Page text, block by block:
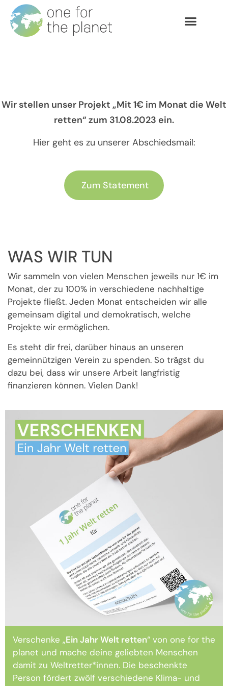
Wir stellen unser Projekt „Mit 1€ im Monat die Welt
retten“ zum 31.08.2023 ein.
Hier geht es zu unserer Abschiedsmail:
Zum Statement
WAS WIR TUN
Wir sammeln von vielen Menschen jeweils nur 1€ im
Monat, der zu 100% in verschiedene nachhaltige
Projekte fließt. Jeden Monat entscheiden wir alle
gemeinsam digital und demokratisch, welche
Projekte wir ermöglichen.
Es steht dir frei, darüber hinaus an unseren
gemeinnützigen Verein zu spenden. So trägst du
dazu bei, dass wir unsere Arbeit langfristig
finanzieren können. Vielen Dank!
Verschenke „Ein Jahr Welt retten“ von one for the
planet und mache deine geliebten Menschen
damit zu Weltretter*innen. Die beschenkte
Person fördert zwölf verschiedene Klima- und